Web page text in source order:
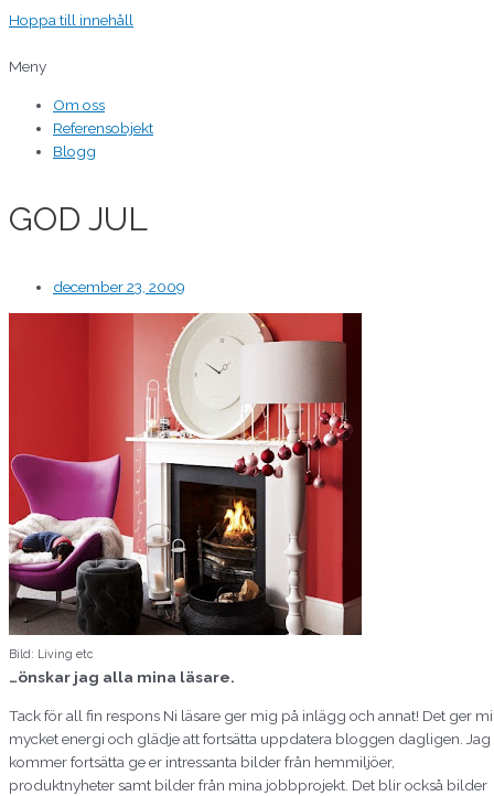
Hoppa till innehåll
Meny
Om oss
Referensobjekt
Blogg
GOD JUL
december 23, 2009
Bild: Living etc
…önskar jag alla mina läsare.
Tack för all fin respons Ni läsare ger mig på inlägg och annat! Det ger
mycket energi och glädje att fortsätta uppdatera bloggen dagligen. Jag
kommer fortsätta ge er intressanta bilder från hemmiljöer,
produktnyheter samt bilder från mina jobbprojekt. Det blir också bilder